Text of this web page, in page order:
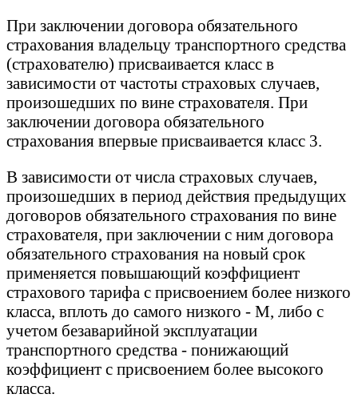
При заключении договора обязательного
страхования владельцу транспортного средства
(страхователю) присваивается класс в
зависимости от частоты страховых случаев,
произошедших по вине страхователя. При
заключении договора обязательного
страхования впервые присваивается класс 3.
В зависимости от числа страховых случаев,
произошедших в период действия предыдущих
договоров обязательного страхования по вине
страхователя, при заключении с ним договора
обязательного страхования на новый срок
применяется повышающий коэффициент
страхового тарифа с присвоением более низкого
класса, вплоть до самого низкого - М, либо с
учетом безаварийной эксплуатации
транспортного средства - понижающий
коэффициент с присвоением более высокого
класса.